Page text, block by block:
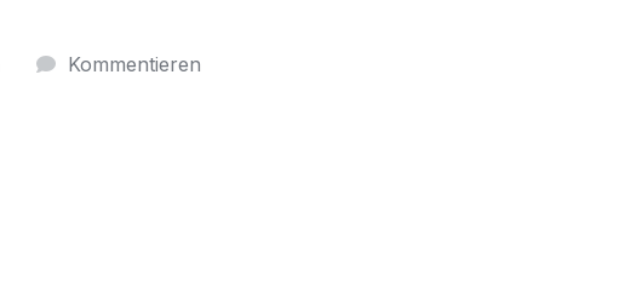
Kommentieren